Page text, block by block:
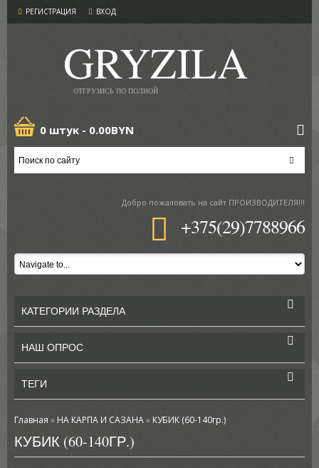
РЕГИСТРАЦИЯ ВХОД
GRYZILA
ОТГРУЗИСЬ ПО ПОЛНОЙ
0 штук - 0.00BYN
Добро пожаловать на сайт ПРОИЗВОДИТЕЛЯ!!!
+375(29)7788966
КАТЕГОРИИ РАЗДЕЛА
НАШ ОПРОС
ТЕГИ
Главная » НА КАРПА И САЗАНА » КУБИК (60-140гр.)
КУБИК (60-140ГР.)